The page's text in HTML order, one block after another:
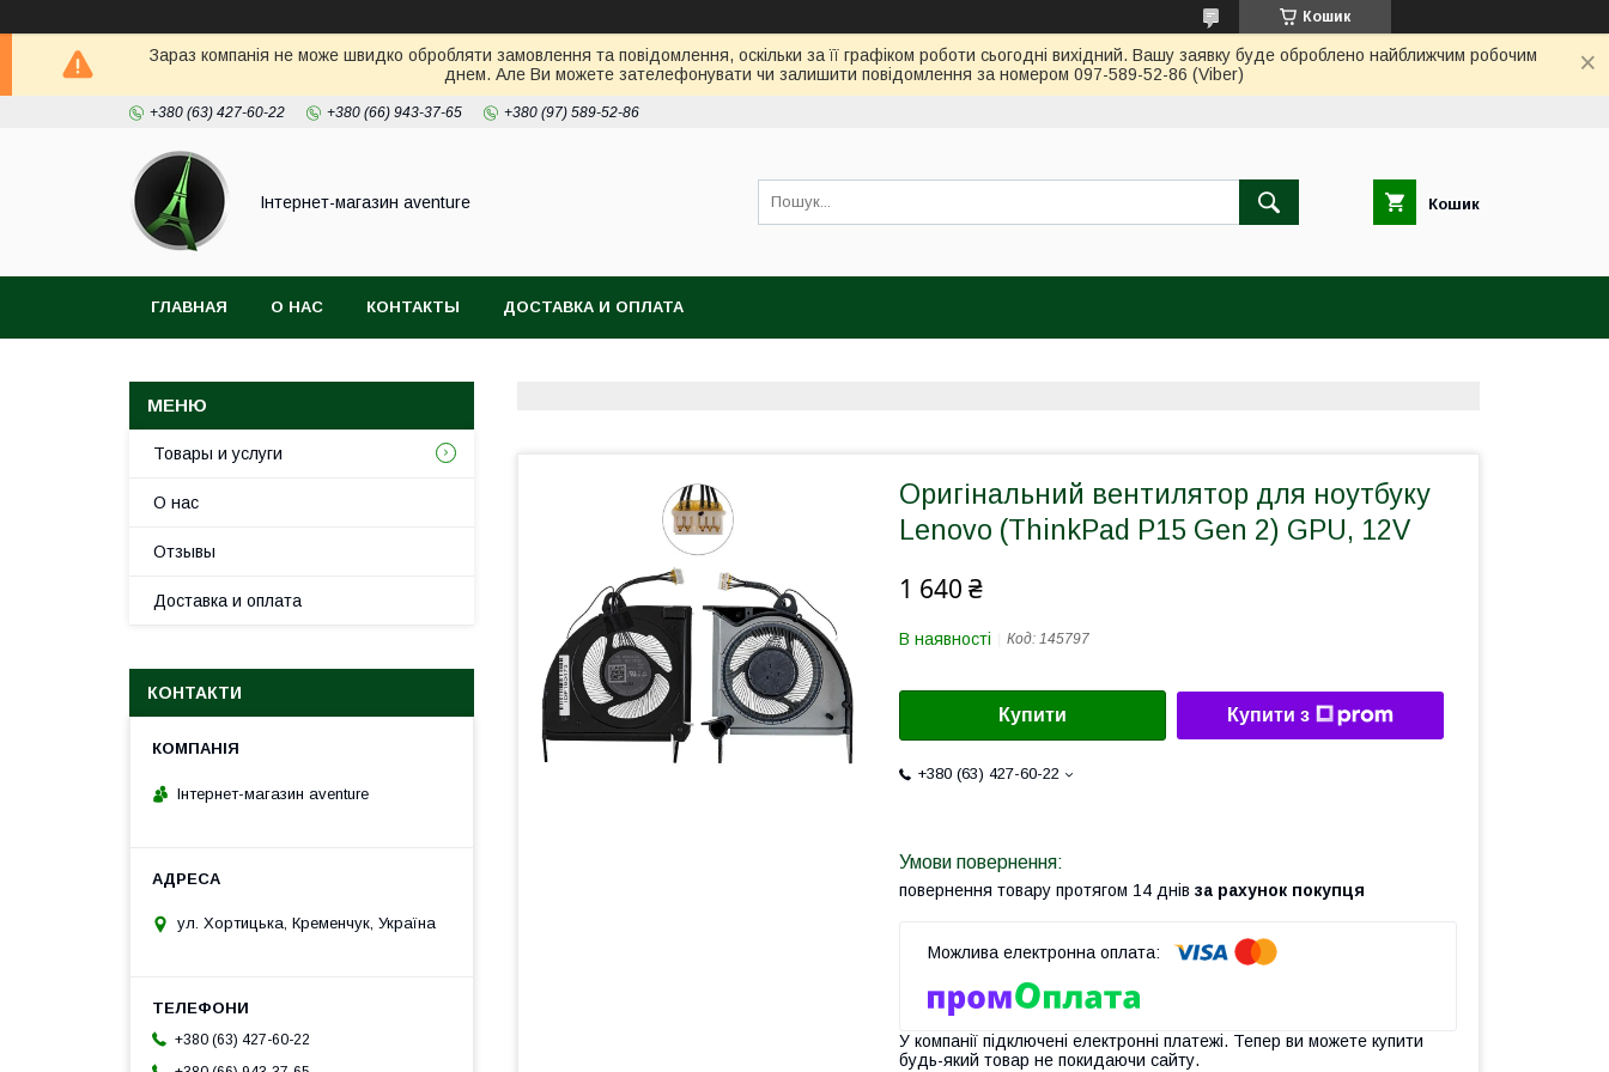
Кошик
Зараз компанія не може швидко обробляти замовлення та повідомлення, оскільки за її графіком роботи сьогодні вихідний. Вашу заявку буде оброблено найближчим робочим
днем. Але Ви можете зателефонувати чи залишити повідомлення за номером 097-589-52-86 (Viber)
+380 (63) 427-60-22 +380 (66) 943-37-65 +380 (97) 589-52-86
Інтернет-магазин aventure Кошик
ГЛАВНАЯ О НАС КОНТАКТЫ ДОСТАВКА И ОПЛАТА
Оригінальний вентилятор для ноутбуку
Lenovo (ThinkPad P15 Gen 2) GPU, 12V
1 640 ₴
В наявності Код: 145797
Купити Купити з
+380 (63) 427-60-22
повернення товару протягом 14 днів за рахунок покупця
У компанії підключені електронні платежі. Тепер ви можете купити
будь-який товар не покидаючи сайту.
Товары и услуги
О нас
Отзывы
Доставка и оплата
КОНТАКТИ
Інтернет-магазин aventure
ул. Хортицька, Кременчук, Україна
+380 (63) 427-60-22